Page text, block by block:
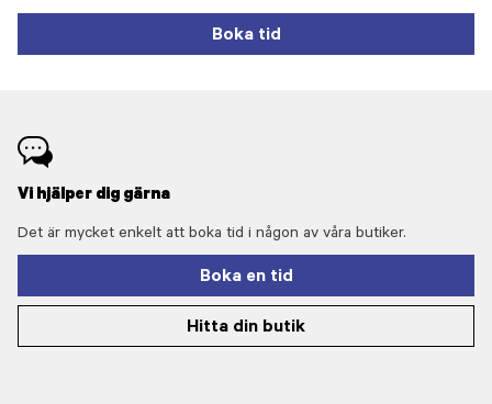
Boka tid
Vi hjälper dig gärna
Det är mycket enkelt att boka tid i någon av våra butiker.
Boka en tid
Hitta din butik